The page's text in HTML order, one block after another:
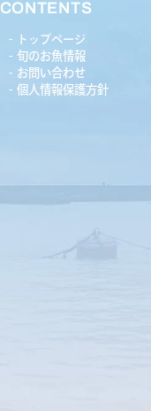
CONTENTS
トップページ
旬のお魚情報
お問い合わせ
個人情報保護方針